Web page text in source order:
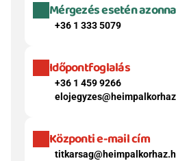
Mérgezés esetén
+36 1 333 5079
Időpontfoglalás
+36 1 459 9266
Központi e-mail cím